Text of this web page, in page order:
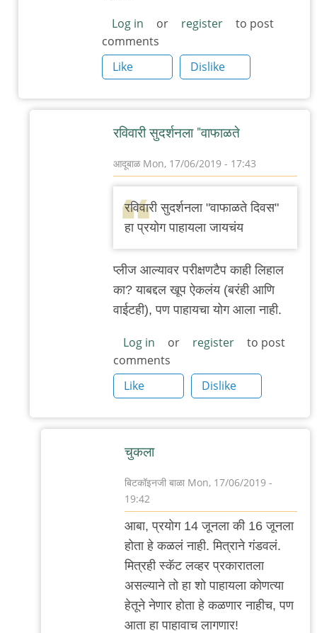
Log in or register
to post
comments
Like
Dislike
रविवारी सुदर्शनला "वाफाळते
आदूबाळMon, 17/06/2019 - 17:43
reply
to
by
बाळा
रविवारी सुदर्शनला "वाफाळते दिवस"
हा प्रयोग पाहायला जायचंय
प्लीज आल्यावर परीक्षणटैप काही लिहाल
का? याबद्दल खूप ऐकलंय (बरंही आणि
वाईटही), पण पाहायचा योग आला नाही.
Log in or register
to post
comments
Like
Dislike
चुकला
बिटकॉइनजी बाळा Mon, 17/06/2019 -
19:42
In
reply
to
रविवारी
सुदर्शनला
"वाफाळते
आबा, प्रयोग 14 जूनला की 16 जूनला
होता हे कळलं नाही. मित्राने गंडवलं.
मित्रही स्कॅट लव्हर प्रकारातला
असल्याने तो हा शो पाहायला कोणत्या
हेतूने नेणार होता हे कळणार नाहीच, पण
आता हा पाहावाच लागणार!